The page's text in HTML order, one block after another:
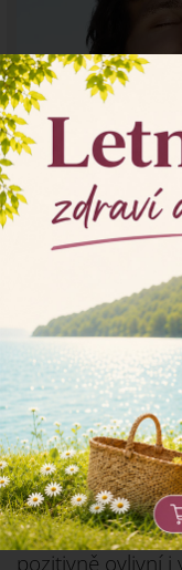
Hluboké
Techniky
7-8, mohou být
stresových
návyk a můžete
pozitivně ovlivní i